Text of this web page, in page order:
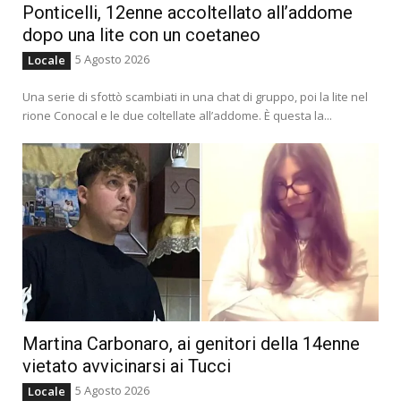
Ponticelli, 12enne accoltellato all’addome
dopo una lite con un coetaneo
Locale 5 Agosto 2026
Una serie di sfottò scambiati in una chat di gruppo, poi la lite nel
rione Conocal e le due coltellate all’addome. È questa la...
Martina Carbonaro, ai genitori della 14enne
vietato avvicinarsi ai Tucci
Locale 5 Agosto 2026